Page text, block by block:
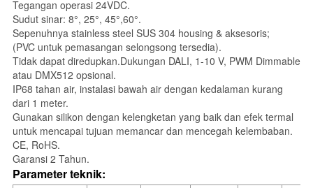
Tegangan operasi 24VDC.
Sudut sinar: 8°, 25°, 45°,60°.
Sepenuhnya stainless steel SUS 304 housing & aksesoris;
(PVC untuk pemasangan selongsong tersedia).
Tidak dapat diredupkan.Dukungan DALI, 1-10 V, PWM Dimmable
atau DMX512 opsional.
IP68 tahan air, instalasi bawah air dengan kedalaman kurang
dari 1 meter.
Gunakan silikon dengan kelengketan yang baik dan efek termal
untuk mencapai tujuan memancar dan mencegah kelembaban.
CE, RoHS.
Garansi 2 Tahun.
Parameter teknik: